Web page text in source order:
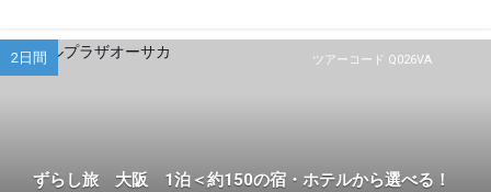
ツアーコード Q026VA
2日間
ずらし旅 大阪 1泊＜約150の宿・ホテルから選べる！